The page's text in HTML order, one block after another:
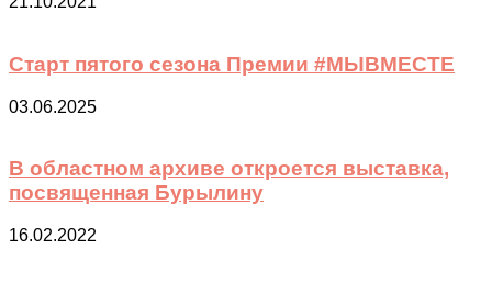
Старт пятого сезона Премии #МЫВМЕСТЕ
03.06.2025
В областном архиве откроется выставка,
посвященная Бурылину
16.02.2022